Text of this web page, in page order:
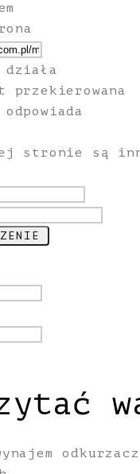
przekierowana
stronie są